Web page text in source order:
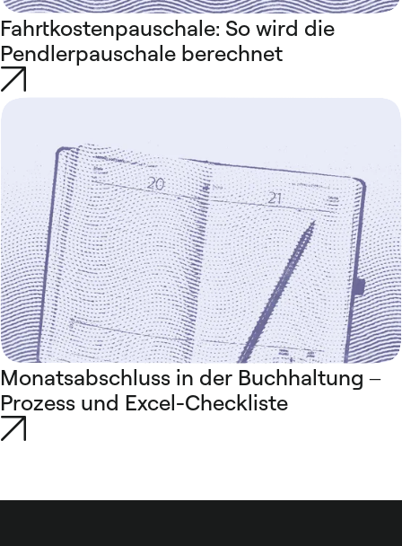
Fahrtkostenpauschale: So wird die
Pendlerpauschale berechnet
Monatsabschluss in der Buchhaltung –
Prozess und Excel-Checkliste